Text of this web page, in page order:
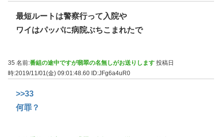
最短ルートは警察行って入院や
ワイはパッパに病院ぶちこまれたで
35 名前:番組の途中ですが翡翠の名無しがお送りします 投稿日
時:2019/11/01(金) 09:01:48.60 ID:JFg6a4uR0
>>33
何罪？